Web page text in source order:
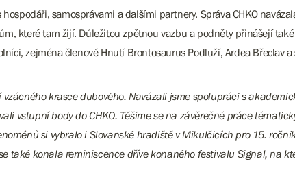
samosprávami a dalšími partnery. Správa CHKO
které tam žijí. Důležitou zpětnou vazbu a podněty přinášejí
zejména členové Hnutí Brontosaurus Podluží, Ardea Břeclav
krasce dubového. Navázali jsme spolupráci s
vstupní body do CHKO. Těšíme se na závěrečné práce
si vybralo i Slovanské hradiště v Mikulčicích pro 15.
také konala reminiscence dříve konaného festivalu Signal, na